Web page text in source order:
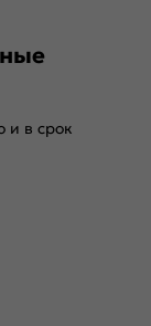
и в срок